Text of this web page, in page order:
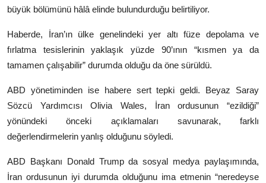
büyük bölümünü hâlâ elinde bulundurduğu belirtiliyor.
Haberde, İran’ın ülke genelindeki yer altı füze depolama ve
fırlatma tesislerinin yaklaşık yüzde 90’ının “kısmen ya da
tamamen çalışabilir” durumda olduğu da öne sürüldü.
ABD yönetiminden ise habere sert tepki geldi. Beyaz Saray
Sözcü Yardımcısı Olivia Wales, İran ordusunun “ezildiği”
yönündeki önceki açıklamaları savunarak, farklı
değerlendirmelerin yanlış olduğunu söyledi.
ABD Başkanı Donald Trump da sosyal medya paylaşımında,
İran ordusunun iyi durumda olduğunu ima etmenin “neredeyse